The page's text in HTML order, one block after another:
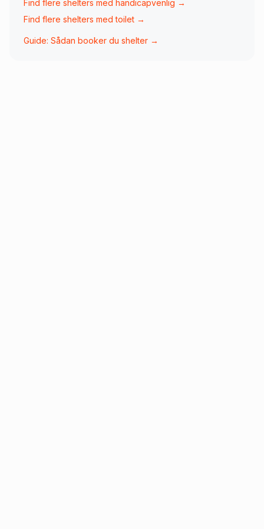
Find flere shelters med handicapvenlig →
Find flere shelters medtoilet →
Guide: Sådan booker du shelter →